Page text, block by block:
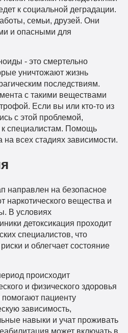
к социальной деградации.
семьи, друзей. Они
и опасными для
- это смертельно
уничтожают жизнь
последствиям.
с такими веществами
Если вы или кто-то из
с этой проблемой,
специалистам. Помощь
всех стадиях зависимости.
направлен на безопасное
наркотического вещества и
В условиях
детоксикация проходит
специалистов, что
и облегчает состояние
происходит
и физического здоровья
пациенту
зависимость,
навыки и учат проживать
может включать в